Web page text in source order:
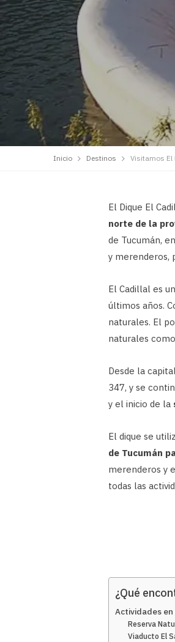
Inicio Destinos Visitamos El
El Dique El
norte de la
de Tucumán,
y merenderos,
El Cadillal es
últimos años.
naturales. El
naturales
Desde la
347, y se
y el inicio de la
El dique se
de Tucumán
merenderos y
todas las
¿Qué
Actividades en
Reserva
Viaducto El